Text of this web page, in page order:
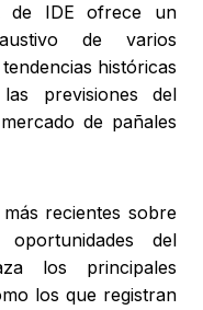
de IDE ofrece un
de varios
históricas
previsiones del
de pañales
recientes sobre
del
los principales
los que registran